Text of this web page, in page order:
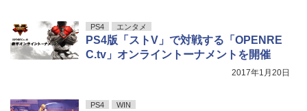
PS4 エンタメ
PS4版「ストV」で対戦する「OPENRE
C.tv」オンライントーナメントを開催
2017年1月20日
PS4 WIN